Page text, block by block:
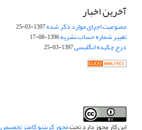
آخرین اخبار
ممنوعیت اجرای موارد ذکر شده1397-03-25
تغییر شماره حساب نشریه1396-08-17
درج چکیده انگلیسی1397-03-25
این کار مجوز دارد تحتمجوز کریتیو کامنز تخصیص 4.0 بین‌المللی